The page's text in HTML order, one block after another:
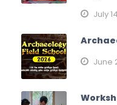
July
June